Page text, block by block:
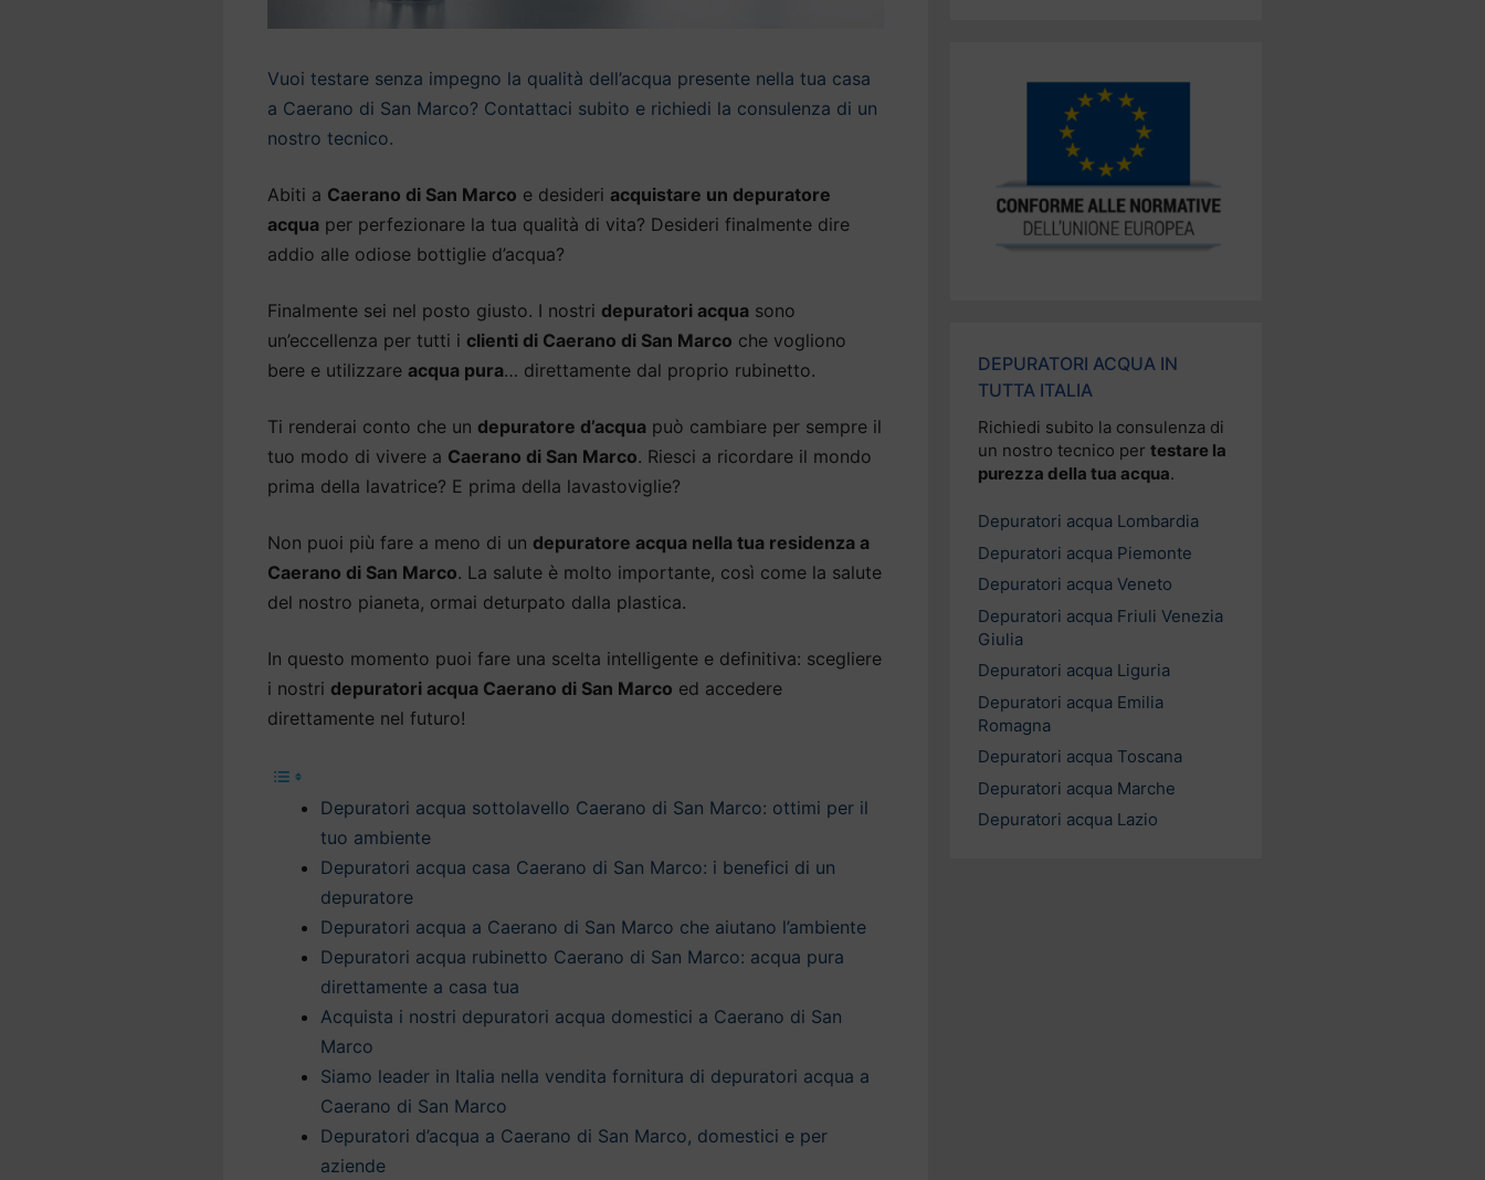
Vuoi testare senza impegno la qualità dell’acqua presente nella tua casa
a Caerano di San Marco? Contattaci subito e richiedi la consulenza di un
nostro tecnico.
Abiti a Caerano di San Marco e desideri acquistare un depuratore
acqua per perfezionare la tua qualità di vita? Desideri finalmente dire
addio alle odiose bottiglie d’acqua?
Finalmente sei nel posto giusto. I nostri depuratori acqua sono
un’eccellenza per tutti i clienti di Caerano di San Marco che vogliono
bere e utilizzare acqua pura… direttamente dal proprio rubinetto.
Ti renderai conto che un depuratore d’acqua può cambiare per sempre il
tuo modo di vivere a Caerano di San Marco. Riesci a ricordare il mondo
prima della lavatrice? E prima della lavastoviglie?
Non puoi più fare a meno di un depuratore acqua nella tua residenza a
Caerano di San Marco. La salute è molto importante, così come la salute
del nostro pianeta, ormai deturpato dalla plastica.
In questo momento puoi fare una scelta intelligente e definitiva: scegliere
i nostri depuratori acqua Caerano di San Marco ed accedere
direttamente nel futuro!
Depuratori acqua sottolavello Caerano di San Marco: ottimi per il
tuo ambiente
Depuratori acqua casa Caerano di San Marco: i benefici di un
depuratore
Depuratori acqua a Caerano di San Marco che aiutano l’ambiente
Depuratori acqua rubinetto Caerano di San Marco: acqua pura
direttamente a casa tua
Acquista i nostri depuratori acqua domestici a Caerano di San
Marco
Siamo leader in Italia nella vendita fornitura di depuratori acqua a
Caerano di San Marco
Depuratori d’acqua a Caerano di San Marco, domestici e per
aziende
DEPURATORI ACQUA IN
TUTTA ITALIA
Richiedi subito la consulenza di
un nostro tecnico per testare la
purezza della tua acqua.
Depuratori acqua Lombardia
Depuratori acqua Piemonte
Depuratori acqua Veneto
Depuratori acqua Friuli Venezia
Giulia
Depuratori acqua Liguria
Depuratori acqua Emilia
Romagna
Depuratori acqua Toscana
Depuratori acqua Marche
Depuratori acqua Lazio